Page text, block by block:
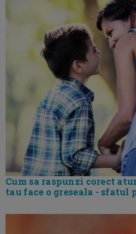
Cum sa raspunzi corect
tau face o greseala - sfatul